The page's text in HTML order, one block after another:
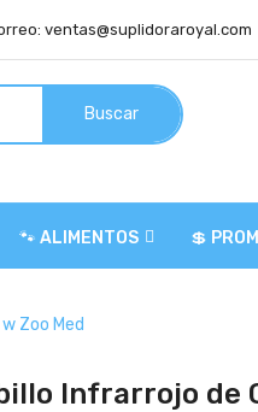
ventas@suplidoraroyal.com
Buscar
🐾 ALIMENTOS 💲
Zoo Med
Infrarrojo de